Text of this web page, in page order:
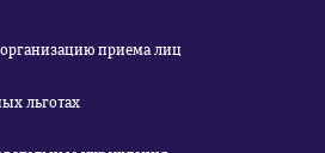
организацию приема лиц
льготах